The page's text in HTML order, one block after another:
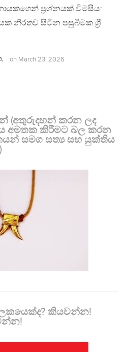
ප්‍රශ්නයක් විමසීය:
නිරතව සිටින පසුබිමක ශ්‍රී
on March 23, 2026
(අතුරුදහන් කරන ලද
අමතක කිරීමට බල කරන
සමග සත්‍ය සහ යුක්තිය
කියවන්න!